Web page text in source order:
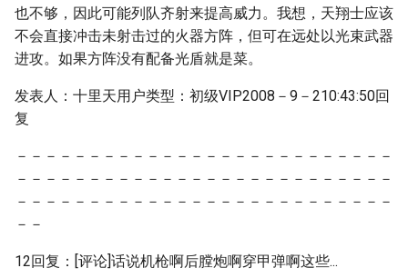
也不够，因此可能列队齐射来提高威力。我想，天翔士应该
不会直接冲击未射击过的火器方阵，但可在远处以光束武器
进攻。如果方阵没有配备光盾就是菜。
发表人：十里天用户类型：初级VIP2008－9－210:43:50回
复
－－－－－－－－－－－－－－－－－－－－－－－－－－
－－－－－－－－－－－－－－－－－－－－－－－－－－
－－－－－－－－－－－－－－－－－－－－－－－－－－
－－
12回复：[评论]话说机枪啊后膛炮啊穿甲弹啊这些...